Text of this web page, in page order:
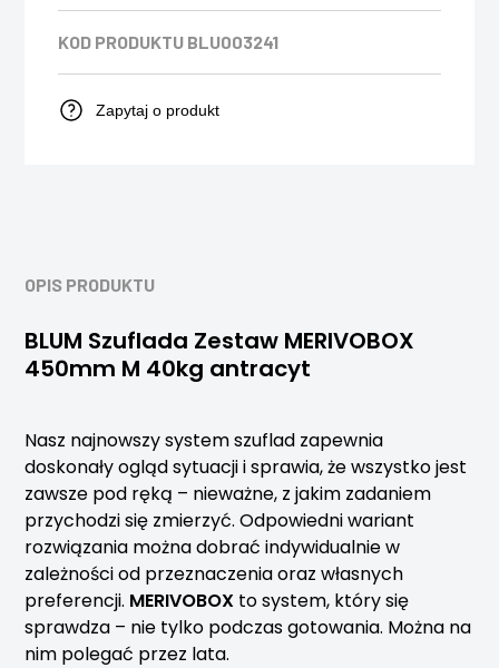
KOD PRODUKTU BLU003241
Zapytaj o produkt
OPIS PRODUKTU
BLUM Szuflada Zestaw MERIVOBOX
450mm M 40kg antracyt
Nasz najnowszy system szuflad zapewnia
doskonały ogląd sytuacji i sprawia, że wszystko jest
zawsze pod ręką – nieważne, z jakim zadaniem
przychodzi się zmierzyć. Odpowiedni wariant
rozwiązania można dobrać indywidualnie w
zależności od przeznaczenia oraz własnych
preferencji. MERIVOBOX to system, który się
sprawdza – nie tylko podczas gotowania. Można na
nim polegać przez lata.